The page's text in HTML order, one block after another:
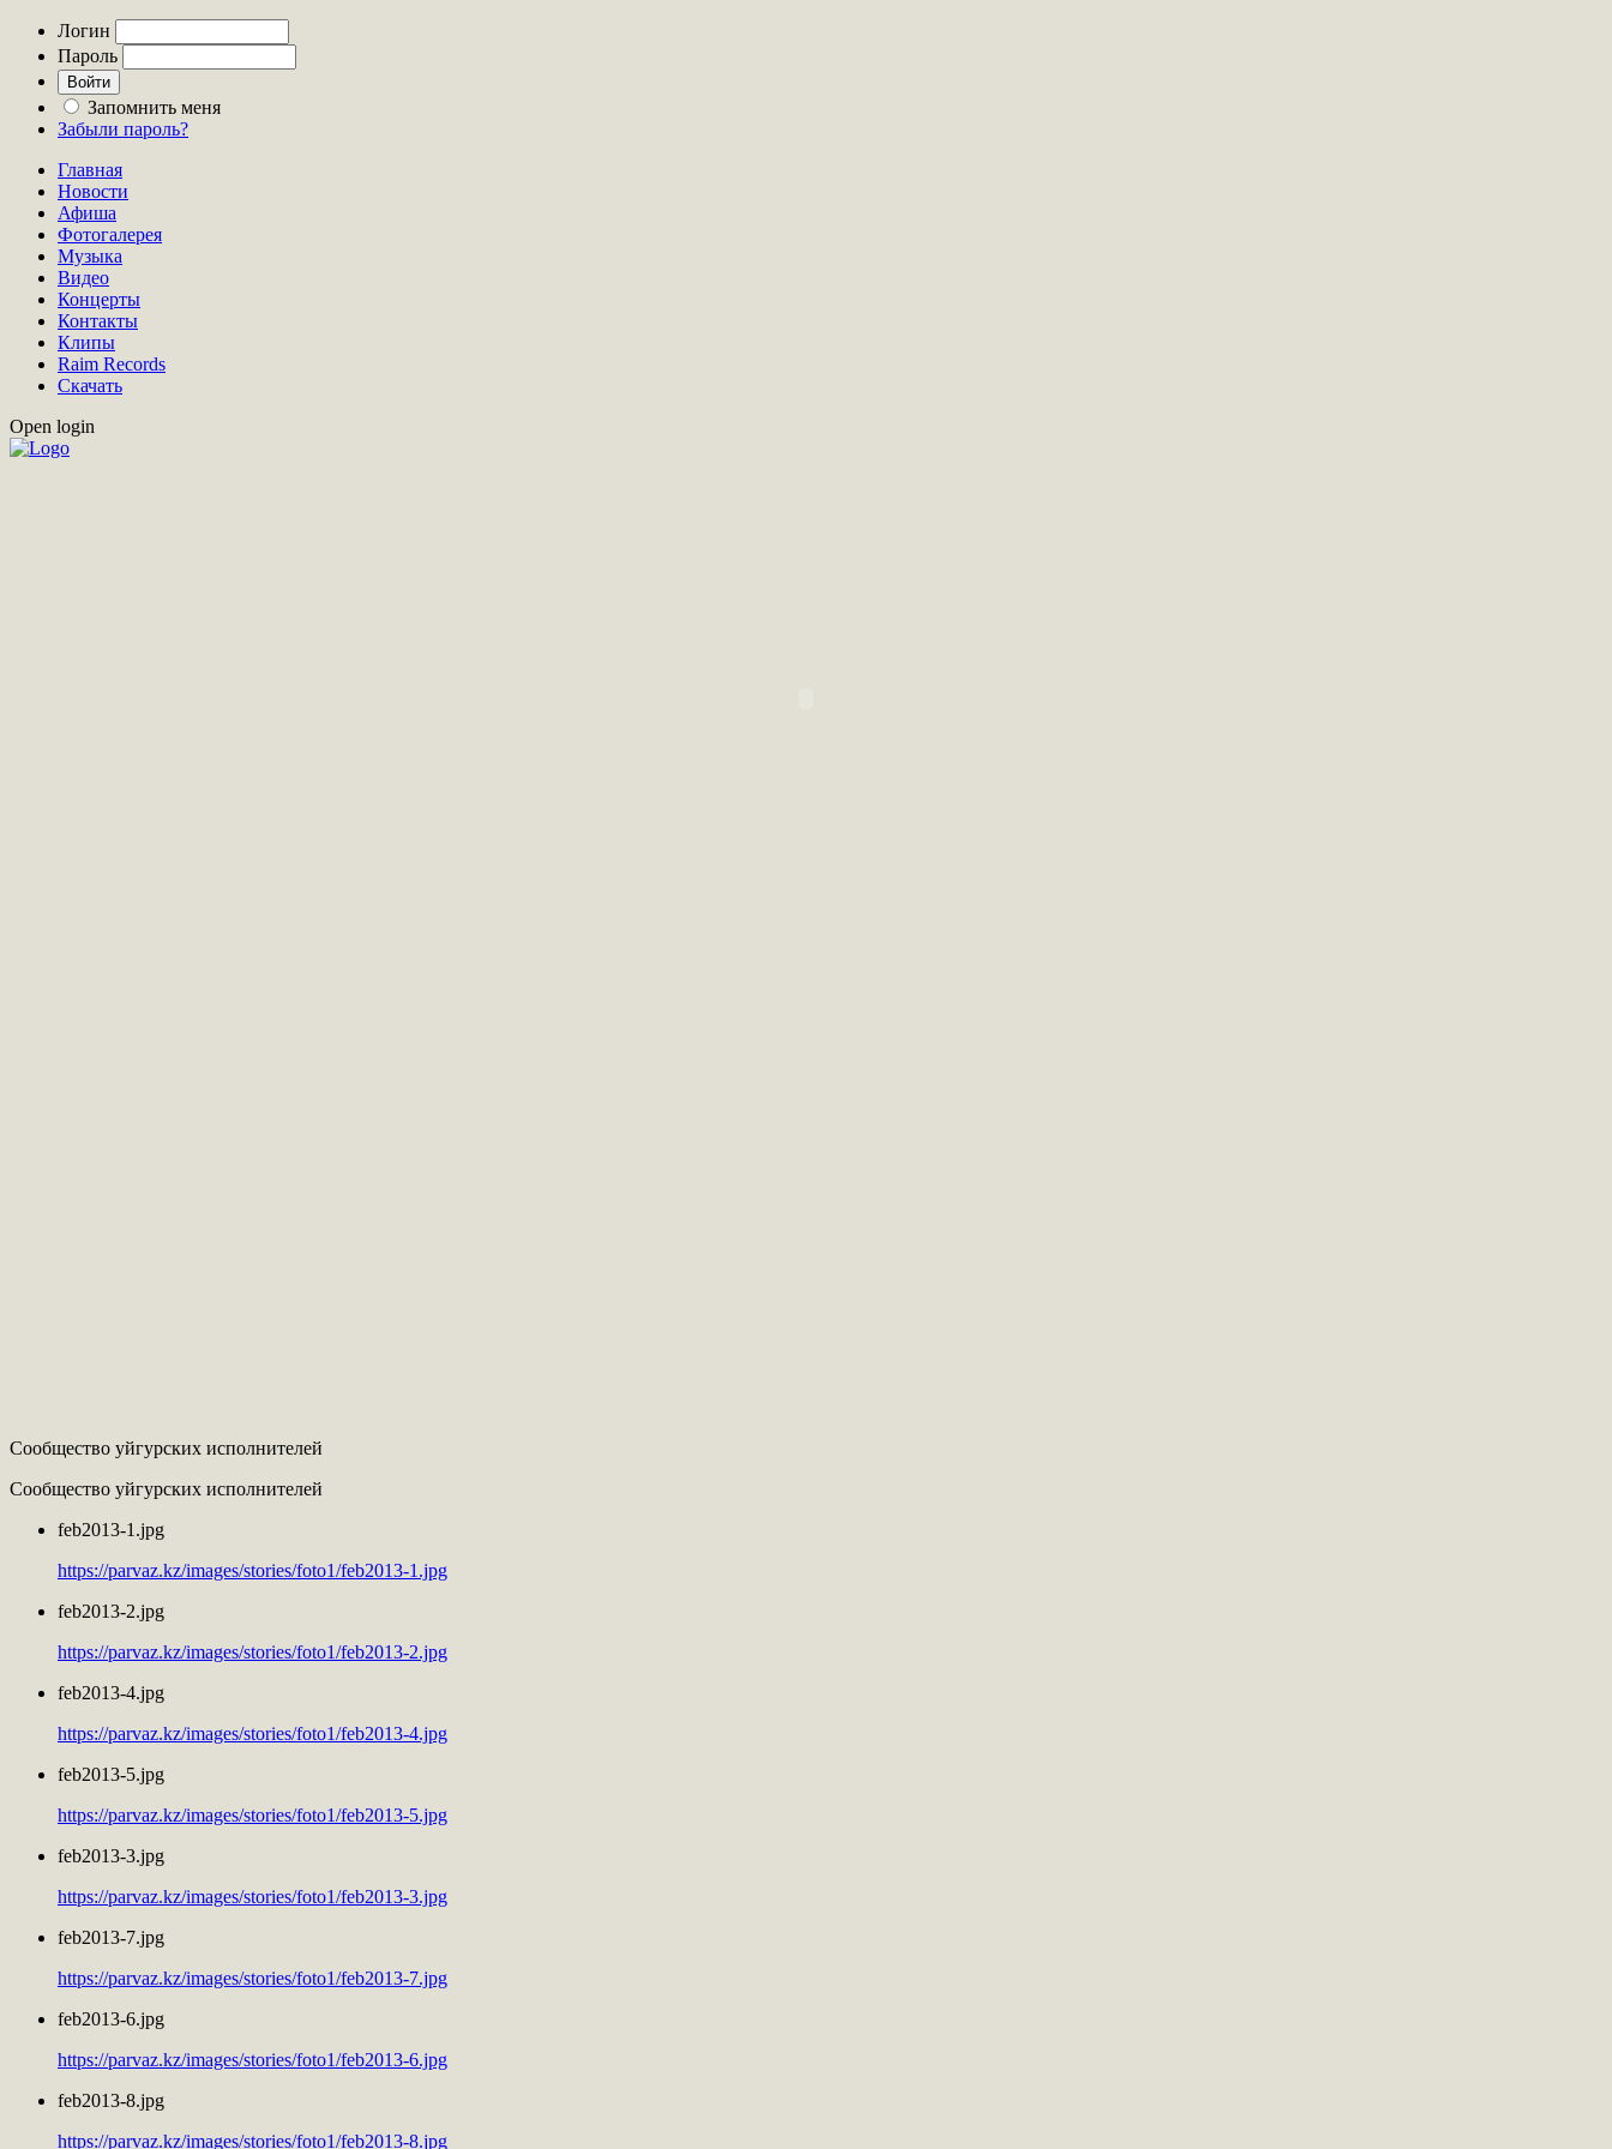
Логин
Пароль
Запомнить меня
Забыли пароль?
Главная
Новости
Афиша
Фотогалерея
Музыка
Видео
Концерты
Контакты
Клипы
Raim Records
Скачать
Open login
Сообщество уйгурских исполнителей
Сообщество уйгурских исполнителей
feb2013-1.jpg
https://parvaz.kz/images/stories/foto1/feb2013-1.jpg
feb2013-2.jpg
https://parvaz.kz/images/stories/foto1/feb2013-2.jpg
feb2013-4.jpg
https://parvaz.kz/images/stories/foto1/feb2013-4.jpg
feb2013-5.jpg
https://parvaz.kz/images/stories/foto1/feb2013-5.jpg
feb2013-3.jpg
https://parvaz.kz/images/stories/foto1/feb2013-3.jpg
feb2013-7.jpg
https://parvaz.kz/images/stories/foto1/feb2013-7.jpg
feb2013-6.jpg
https://parvaz.kz/images/stories/foto1/feb2013-6.jpg
feb2013-8.jpg
https://parvaz.kz/images/stories/foto1/feb2013-8.jpg